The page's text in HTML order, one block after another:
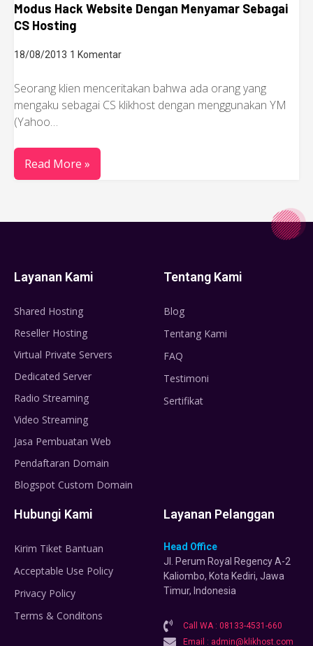
Modus Hack Website Dengan Menyamar Sebagai
CS Hosting
18/08/2013 1 Komentar
Seorang klien menceritakan bahwa ada orang yang
mengaku sebagai CS klikhost dengan menggunakan YM
(Yahoo…
Read More »
Layanan Kami
Shared Hosting
Reseller Hosting
Virtual Private Servers
Dedicated Server
Radio Streaming
Video Streaming
Jasa Pembuatan Web
Pendaftaran Domain
Blogspot Custom Domain
Tentang Kami
Blog
Tentang Kami
FAQ
Testimoni
Sertifikat
Hubungi Kami
Kirim Tiket Bantuan
Acceptable Use Policy
Privacy Policy
Terms & Conditons
Layanan Pelanggan
Head Office
Jl. Perum Royal Regency A-2
Kaliombo, Kota Kediri, Jawa
Timur, Indonesia
Call WA : 08133-4531-660
Email : admin@klikhost.com